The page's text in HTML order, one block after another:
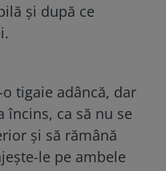
și după ce
tigaie adâncă, dar
încins, ca să nu se
și să rămână
le pe ambele